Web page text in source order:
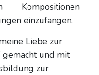
Kompositionen
einzufangen.
Liebe zur
und mit
zur